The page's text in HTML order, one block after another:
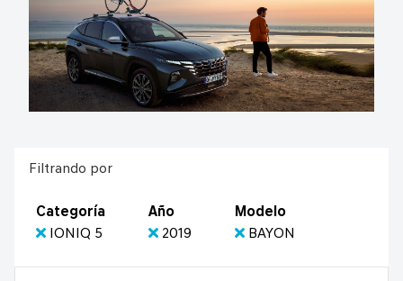
Filtrando por
Categoría
IONIQ 5
Año
2019
Modelo
BAYON